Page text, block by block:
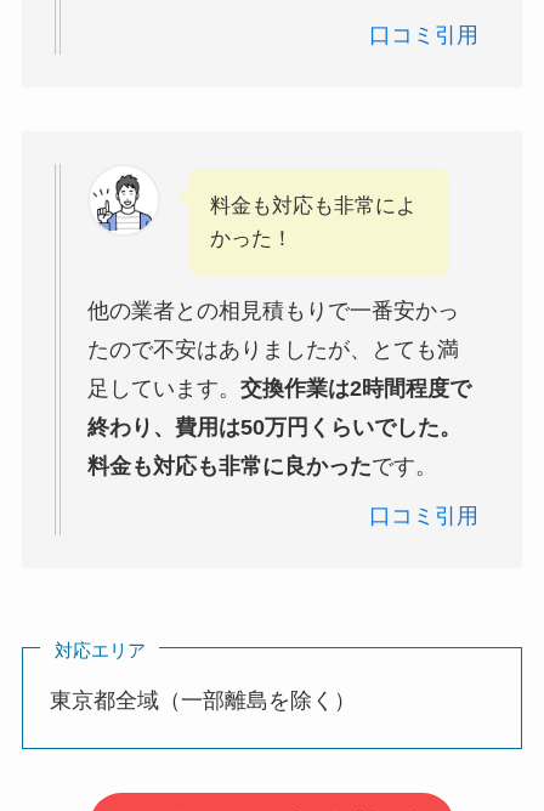
口コミ引用
料金も対応も非常によ
かった！
他の業者との相見積もりで一番安かっ
たので不安はありましたが、とても満
足しています。 交換作業は2時間程度で
終わり、費用は50万円くらいでした。
料金も対応も非常に良かったです。
口コミ引用
対応エリア
東京都全域（一部離島を除く）